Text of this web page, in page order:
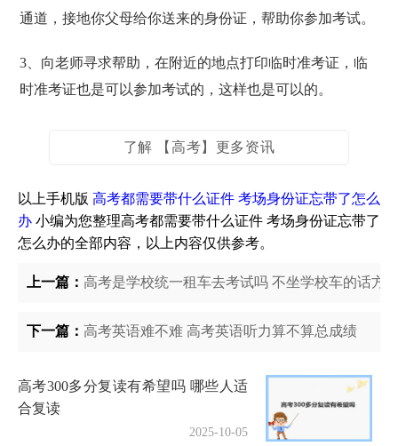
通道，接地你父母给你送来的身份证，帮助你参加考试。
3、向老师寻求帮助，在附近的地点打印临时准考证，临
时准考证也是可以参加考试的，这样也是可以的。
了解 【高考】更多资讯
以上手机版 高考都需要带什么证件 考场身份证忘带了怎么
办 小编为您整理高考都需要带什么证件 考场身份证忘带了
怎么办的全部内容，以上内容仅供参考。
上一篇： 高考是学校统一租车去考试吗 不坐学校车的话方
下一篇： 高考英语难不难 高考英语听力算不算总成绩
高考300多分复读有希望吗 哪些人适
合复读
2025-10-05